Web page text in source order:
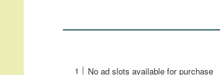
No ad slots available for purchase